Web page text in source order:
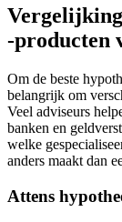
-producten
Om de beste
belangrijk om
Veel adviseurs
banken en
welke
anders maakt dan
Attens